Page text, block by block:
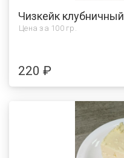
Чизкейк клубничный
Цена за 100 гр.
220 ₽